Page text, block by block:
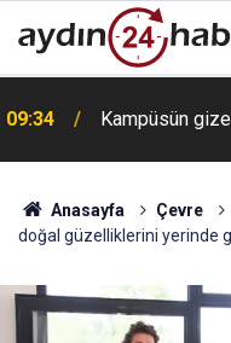
09:34 Kampüsün
Anasayfa Çevre
doğal güzelliklerini yerinde